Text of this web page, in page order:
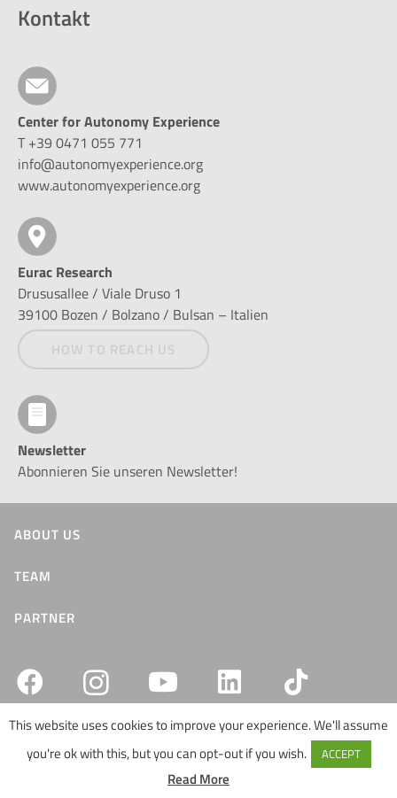
Kontakt
Center for Autonomy Experience
T +39 0471 055 771
info@autonomyexperience.org
www.autonomyexperience.org
Eurac Research
Drususallee / Viale Druso 1
39100 Bozen / Bolzano / Bulsan – Italien
HOW TO REACH US
Newsletter
Abonnieren Sie unseren Newsletter!
ABOUT US
TEAM
PARTNER
This website uses cookies to improve your experience. We'll assume
you're ok with this, but you can opt-out if you wish.
ACCEPT
Read More